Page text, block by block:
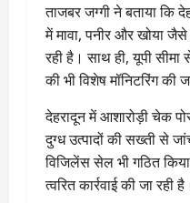
ताजबर जग्गी ने बताया कि
में मावा, पनीर और खोया
रही है। साथ ही, यूपी
की भी विशेष मॉनिटरिंग की
देहरादून में आशारोड़ी चेक
दुग्ध उत्पादों की सख्ती से
विजिलेंस सेल भी गठित
त्वरित कार्रवाई की जा रही है।